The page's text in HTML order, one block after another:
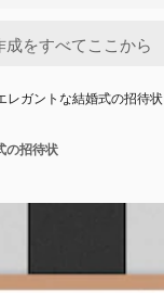
レガントな結婚式の招待状
の招待状